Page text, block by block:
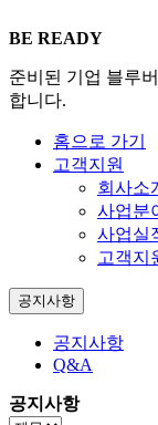
BE READY
준비된 기업 블루
합니다.
홈으로 가기
고객지원
회사소
사업분
사업실
고객지
공지사항
공지사항
Q&A
공지사항